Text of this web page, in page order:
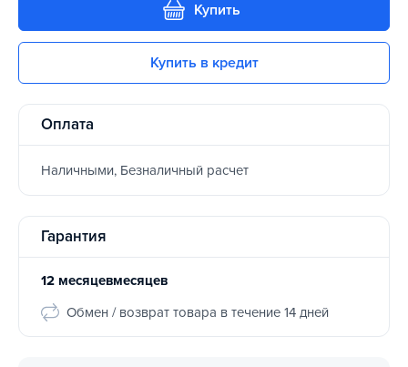
Купить
Купить в кредит
Оплата
Наличными, Безналичный расчет
Гарантия
12 месяцевмесяцев
Обмен / возврат товара в течение 14 дней